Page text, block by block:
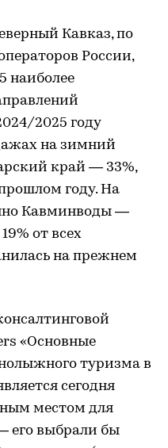
Кавказ, по
России,
наиболее
2025 году
на зимний
край — 33%,
году. На
Кавминводы —
от всех
на прежнем
«Основные
туризма в
сегодня
местом для
его выбрали бы